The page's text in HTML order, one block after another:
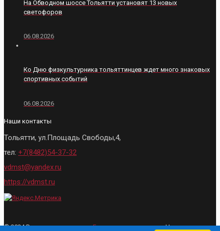
На Обводном шоссе Тольятти установят 13 новых
светофоров
06.08.2026
Ко Дню физкультурника тольяттинцев ждет много знаковых
спортивных событий
06.08.2026
Наши контакты
Тольятти, ул.Площадь Свободы,4,
тел: +7(8482)54-37-32
vdmst@yandex.ru
https://vdmst.ru
© 2024 Все права защищены.Городские ведомости- Новости